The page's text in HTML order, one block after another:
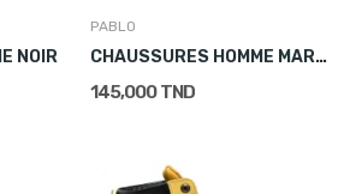
NOIR
PABLO
CHAUSSURES HOMME MARRON
145,000 TND